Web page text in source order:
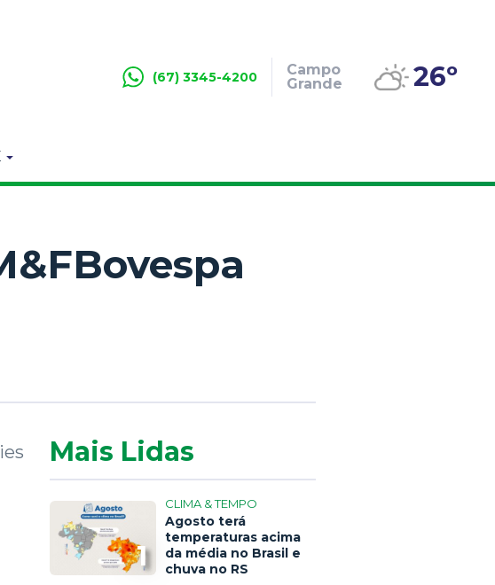
(67) 3345-4200
Campo
Grande
26º
Mais Lidas
1
CLIMA & TEMPO
Agosto terá
temperaturas acima
da média no Brasil e
chuva no RS